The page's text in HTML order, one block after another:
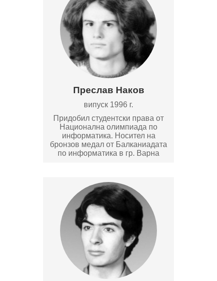
Преслав Наков
випуск 1996 г.
Придобил студентски права от
Национална олимпиада по
информатика. Носител на
бронзов медал от Балканиадата
по информатика в гр. Варна